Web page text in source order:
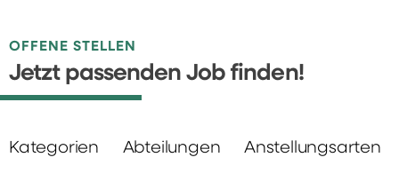
OFFENE STELLEN
Jetzt passenden Job finden!
Kategorien Abteilungen Anstellungsarten